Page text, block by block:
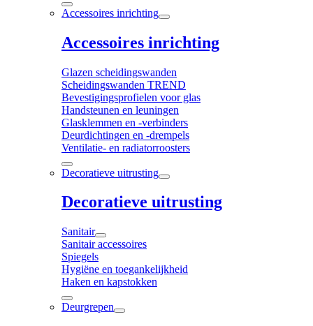
Accessoires inrichting
Accessoires inrichting
Glazen scheidingswanden
Scheidingswanden TREND
Bevestigingsprofielen voor glas
Handsteunen en leuningen
Glasklemmen en -verbinders
Deurdichtingen en -drempels
Ventilatie- en radiatorroosters
Decoratieve uitrusting
Decoratieve uitrusting
Sanitair
Sanitair accessoires
Spiegels
Hygiëne en toegankelijkheid
Haken en kapstokken
Deurgrepen